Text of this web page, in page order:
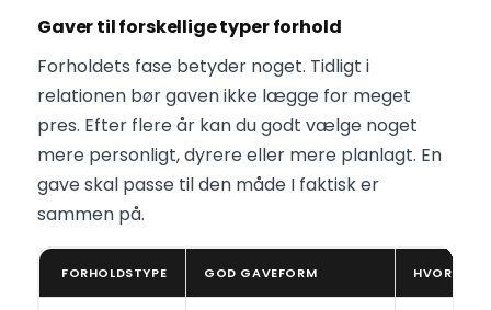
Gaver til forskellige typer forhold
Forholdets fase betyder noget. Tidligt i
relationen bør gaven ikke lægge for meget
pres. Efter flere år kan du godt vælge noget
mere personligt, dyrere eller mere planlagt. En
gave skal passe til den måde I faktisk er
sammen på.
FORHOLDSTYPE GOD GAVEFORM HVORFOR